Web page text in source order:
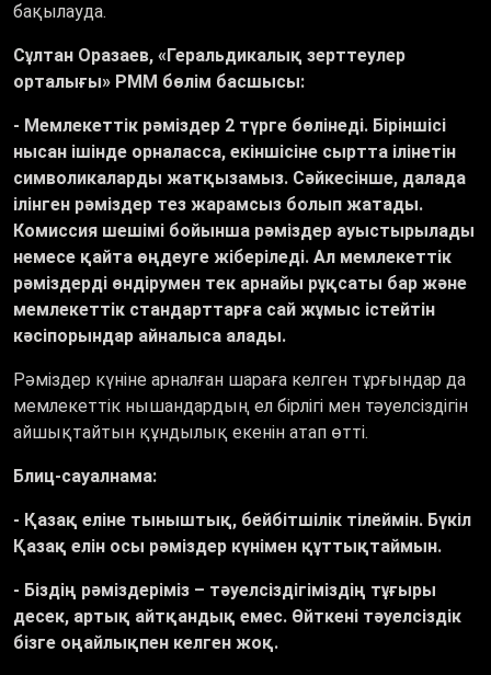
бақылауда.
Сұлтан Оразаев, «Геральдикалық зерттеулер
орталығы» РММ бөлім басшысы:
- Мемлекеттік рәміздер 2 түрге бөлінеді. Біріншісі
нысан ішінде орналасса, екіншісіне сыртта ілінетін
символикаларды жатқызамыз. Сәйкесінше, далада
ілінген рәміздер тез жарамсыз болып жатады.
Комиссия шешімі бойынша рәміздер ауыстырылады
немесе қайта өңдеуге жіберіледі. Ал мемлекеттік
рәміздерді өндірумен тек арнайы рұқсаты бар және
мемлекеттік стандарттарға сай жұмыс істейтін
кәсіпорындар айналыса алады.
Рәміздер күніне арналған шараға келген тұрғындар да
мемлекеттік нышандардың ел бірлігі мен тәуелсіздігін
айшықтайтын құндылық екенін атап өтті.
Блиц-сауалнама:
- Қазақ еліне тыныштық, бейбітшілік тілеймін. Бүкіл
Қазақ елін осы рәміздер күнімен құттықтаймын.
- Біздің рәміздеріміз – тәуелсіздігіміздің тұғыры
десек, артық айтқандық емес. Өйткені тәуелсіздік
бізге оңайлықпен келген жоқ.